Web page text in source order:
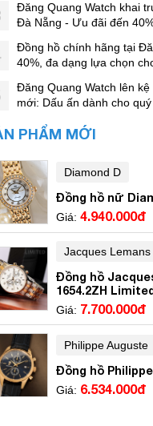
Đăng Quang Watch khai
Đà Nẵng - Ưu đãi đến
Đồng hồ chính hãng tại
40%, đa dạng lựa chọn
Đăng Quang Watch lên kệ
mới: Dấu ấn dành cho
PHẨM MỚI
Diamond D
Đồng hồ nữ
Giá: 4.940.000đ
Jacques Lemans
Đồng hồ
1654.2ZH Limited
Giá: 7.700.000đ
Philippe Auguste
Đồng hồ
Giá: 6.534.000đ